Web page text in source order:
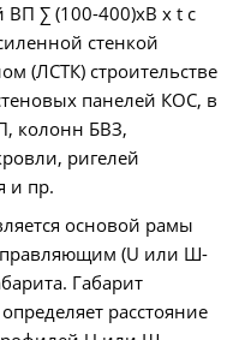
∑ (100-400)хВ х t с
стенкой
(ЛСТК) строительстве
панелей КОС, в
колонн БВЗ,
ригелей
и пр.
основой рамы
(U или Ш-
Габарит
расстояние